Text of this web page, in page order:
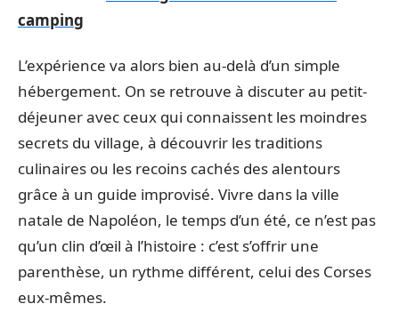
camping
L’expérience va alors bien au-delà d’un simple
hébergement. On se retrouve à discuter au petit-
déjeuner avec ceux qui connaissent les moindres
secrets du village, à découvrir les traditions
culinaires ou les recoins cachés des alentours
grâce à un guide improvisé. Vivre dans la ville
natale de Napoléon, le temps d’un été, ce n’est pas
qu’un clin d’œil à l’histoire : c’est s’offrir une
parenthèse, un rythme différent, celui des Corses
eux-mêmes.